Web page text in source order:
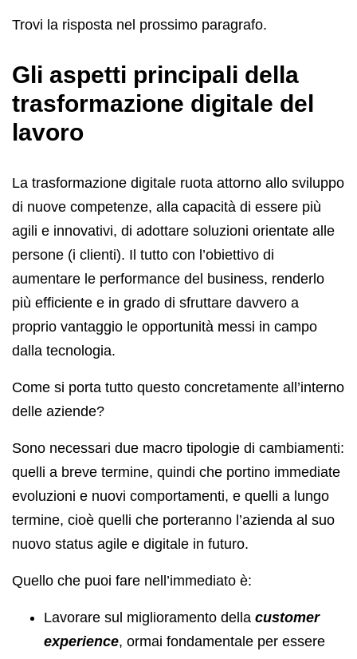
Trovi la risposta nel prossimo paragrafo.
Gli aspetti principali della
trasformazione digitale del
lavoro
La trasformazione digitale ruota attorno allo sviluppo
di nuove competenze, alla capacità di essere più
agili e innovativi, di adottare soluzioni orientate alle
persone (i clienti). Il tutto con l’obiettivo di
aumentare le performance del business, renderlo
più efficiente e in grado di sfruttare davvero a
proprio vantaggio le opportunità messi in campo
dalla tecnologia.
Come si porta tutto questo concretamente all’interno
delle aziende?
Sono necessari due macro tipologie di cambiamenti:
quelli a breve termine, quindi che portino immediate
evoluzioni e nuovi comportamenti, e quelli a lungo
termine, cioè quelli che porteranno l’azienda al suo
nuovo status agile e digitale in futuro.
Quello che puoi fare nell’immediato è:
Lavorare sul miglioramento della customer
experience, ormai fondamentale per essere